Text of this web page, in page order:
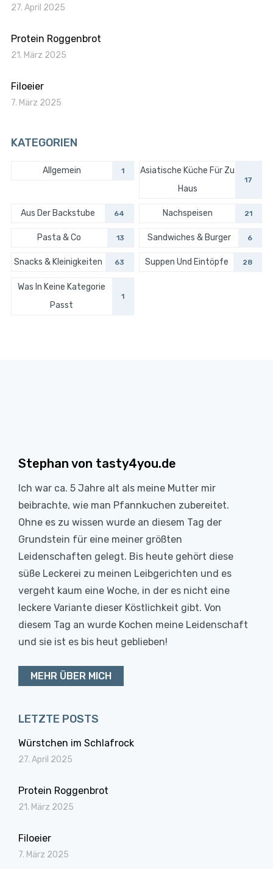
27. April 2025
Protein Roggenbrot
21. März 2025
Filoeier
7. März 2025
KATEGORIEN
Allgemein 1
Asiatische Küche Für Zu
Haus
17
Aus Der Backstube 64 Nachspeisen 21
Pasta & Co 13 Sandwiches & Burger 6
Snacks & Kleinigkeiten 63 Suppen Und Eintöpfe 28
Was In Keine Kategorie
Passt
1
Stephan von tasty4you.de
Ich war ca. 5 Jahre alt als meine Mutter mir
beibrachte, wie man Pfannkuchen zubereitet.
Ohne es zu wissen wurde an diesem Tag der
Grundstein für eine meiner größten
Leidenschaften gelegt. Bis heute gehört diese
süße Leckerei zu meinen Leibgerichten und es
vergeht kaum eine Woche, in der es nicht eine
leckere Variante dieser Köstlichkeit gibt. Von
diesem Tag an wurde Kochen meine Leidenschaft
und sie ist es bis heut geblieben!
MEHR ÜBER MICH
LETZTE POSTS
Würstchen im Schlafrock
27. April 2025
Protein Roggenbrot
21. März 2025
Filoeier
7. März 2025